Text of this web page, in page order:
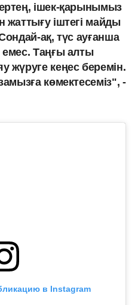
ішек-қарынымыз
жаттығу іштегі майды
ақ, түс ауғанша
Таңғы алты
жүруге кеңес беремін.
көмектесеміз", -
в Instagram